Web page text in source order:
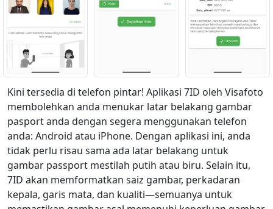
Kini tersedia di telefon pintar! Aplikasi 7ID oleh Visafoto
membolehkan anda menukar latar belakang gambar
pasport anda dengan segera menggunakan telefon
anda: Android atau iPhone. Dengan aplikasi ini, anda
tidak perlu risau sama ada latar belakang untuk
gambar passport mestilah putih atau biru. Selain itu,
7ID akan memformatkan saiz gambar, perkadaran
kepala, garis mata, dan kualiti—semuanya untuk